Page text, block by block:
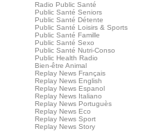
Radio Public Santé
Public Santé Seniors
Public Santé Détente
Public Santé Loisirs & Sports
Public Santé Famille
Public Santé Sexo
Public Santé Nutri-Conso
Public Health Radio
Bien-être Animal
Replay News Français
Replay News English
Replay News Espanol
Replay News Italiano
Replay News Portuguès
Replay News Eco
Replay News Sport
Replay News Story